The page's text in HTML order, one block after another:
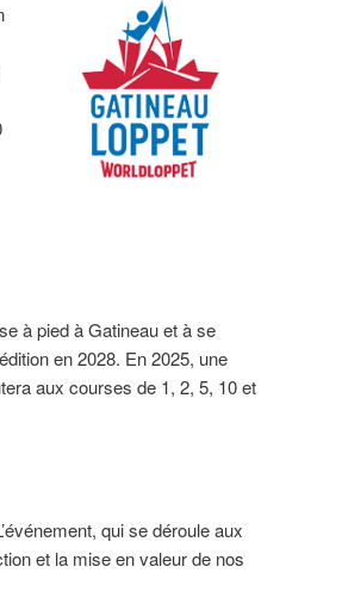
à pied à Gatineau et à se
en 2028. En 2025, une
aux courses de 1, 2, 5, 10 et
qui se déroule aux
et la mise en valeur de nos